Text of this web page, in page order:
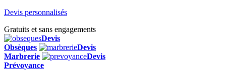
Devis personnalisés
Gratuits et sans engagements
Devis
Obsèques
Devis
Marbrerie
Devis
Prévoyance